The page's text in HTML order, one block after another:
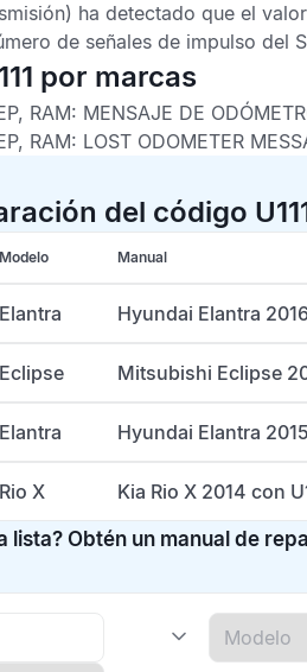
ha detectado que el
de señales de impulso del
por marcas
RAM: MENSAJE DE
RAM: LOST ODOMETER
del código
Modelo Manual
Elantra Hyundai Elantra
Eclipse Mitsubishi Eclipse
Elantra Hyundai Elantra
Rio X Kia Rio X 2014 con
lista? Obtén un manual de